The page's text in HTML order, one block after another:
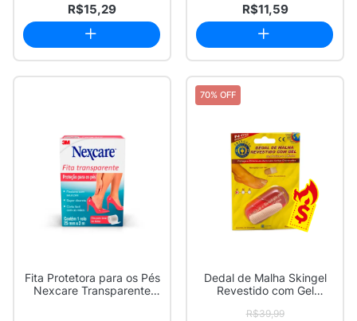
R$15,29 R$11,59
Fita Protetora para os Pés
Nexcare Transparente
70% OFF
Dedal de Malha Skingel
Revestido com Gel
R$39,99